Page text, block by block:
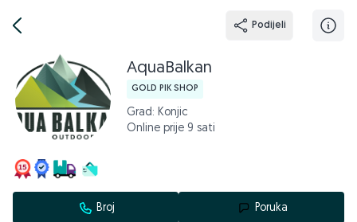
Podijeli
AquaBalkan
GOLD PIK SHOP
Grad: Konjic
Online prije 9 sati
Broj Poruka